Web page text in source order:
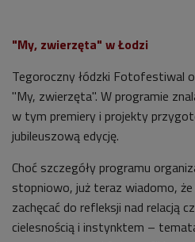
"My, zwierzęta" w Łodzi
Tegoroczny łódzki Fotofestiwal
"My, zwierzęta". W programie
w tym premiery i projekty
jubileuszową edycję.
Choć szczegóły programu
stopniowo, już teraz wiadomo,
zachęcać do refleksji nad relacją
cielesnością i instynktem –